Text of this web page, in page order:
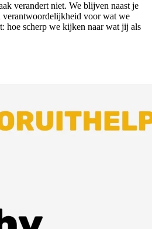
verandert niet. We blijven naast je
verantwoordelijkheid voor wat we
hoe scherp we kijken naar wat jij als